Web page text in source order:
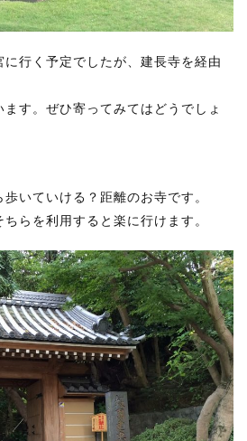
行く予定でしたが、建長寺を経由
す。ぜひ寄ってみてはどうでしょ
いていける？距離のお寺です。
らを利用すると楽に行けます。